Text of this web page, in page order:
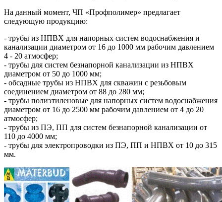
На данный момент, ЧП «Профполимер» предлагает
следующую продукцию:
- трубы из НПВХ для напорных систем водоснабжения и
канализации диаметром от 16 до 1000 мм рабочим давлением
4 - 20 атмосфер;
- трубы для систем безнапорной канализации из НПВХ
диаметром от 50 до 1000 мм;
- обсадные трубы из НПВХ для скважин с резьбовым
соединением диаметром от 88 до 280 мм;
- трубы полиэтиленовые для напорных систем водоснабжения
диаметром от 16 до 2500 мм рабочим давлением от 4 до 20
атмосфер;
- трубы из ПЭ, ПП для систем безнапорной канализации от
110 до 4000 мм;
- трубы для электропроводки из ПЭ, ПП и НПВХ от 10 до 315
мм.